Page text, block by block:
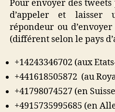
Pour envoyer des
d’appeler et laisser
répondeur ou
(différent selon le pays
+14243346702 (aux
+441618505872 (au
+41798074527 (en
+4915735995685 (en